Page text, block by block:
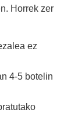
Horrek zer
ez
4-5 botelin